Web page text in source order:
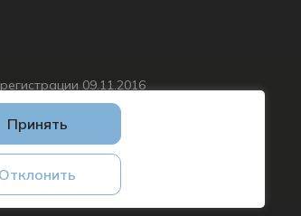
Принять
Отклонить
09.11.2016
д. 15 корп.1